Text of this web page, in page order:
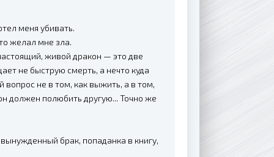
меня убивать.
желал мне зла.
живой дракон — это две
не быструю смерть, а нечто куда
вопрос не в том, как выжить, а в том,
должен полюбить другую... Точно же
брак, попаданка в книгу,